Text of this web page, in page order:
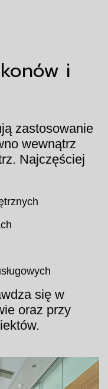
i
zastosowanie
wewnątrz
Najczęściej
się w
oraz przy